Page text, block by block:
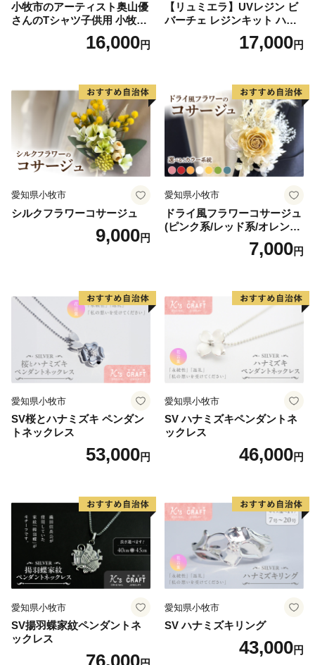
小牧市のアーティスト奥山優
さんのTシャツ子供用 小牧市
16,000円
【リュミエラ】UVレジン ビ
バーチェ レジンキット ハン
ドメイド レジンクラフト ア
クセサリーキット 手作り セ
17,000円
愛知県小牧市
シルクフラワーコサージュ
9,000円
愛知県小牧市
ドライ風フラワーコサージュ
(ピンク系/レッド系/オレンジ
系/ホワイト系/イエロー系/グ
リーン系/ブルー系）7,000円
愛知県小牧市
SV桜とハナミズキ ペンダン
トネックレス
53,000円
愛知県小牧市
SV ハナミズキペンダントネ
ックレス
46,000円
愛知県小牧市
SV揚羽蝶家紋ペンダントネ
ックレス
76,000
愛知県小牧市
SV ハナミズキリング
43,000円